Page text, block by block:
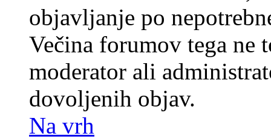
objavljanje po
Večina forumov tega ne
moderator ali
dovoljenih objav.
Na vrh